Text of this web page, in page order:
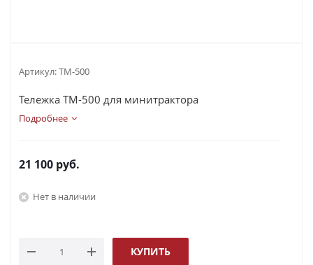
Артикул:ТМ-500
Тележка ТМ-500 для минитрактора
Подробнее
21 100 руб.
Нет в наличии
КУПИТЬ